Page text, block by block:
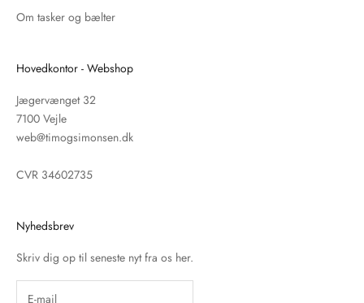
Om tasker og bælter
Hovedkontor - Webshop
Jægervænget 32
7100 Vejle
web@timogsimonsen.dk
CVR 34602735
Nyhedsbrev
Skriv dig op til seneste nyt fra os her.